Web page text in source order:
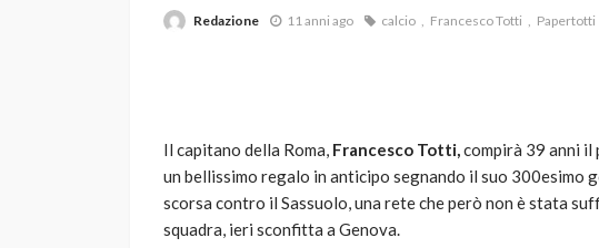
Redazione 11 anni ago calcio Francesco Totti Papertotti
Il capitano della Roma, Francesco Totti,compirà 39 anni il
un bellissimo regalo in anticipo segnando il suo 300esimo
scorsa contro il Sassuolo, una rete che però non è stata
squadra, ieri sconfitta a Genova.
VARIE
Robot tagliaerba: quale